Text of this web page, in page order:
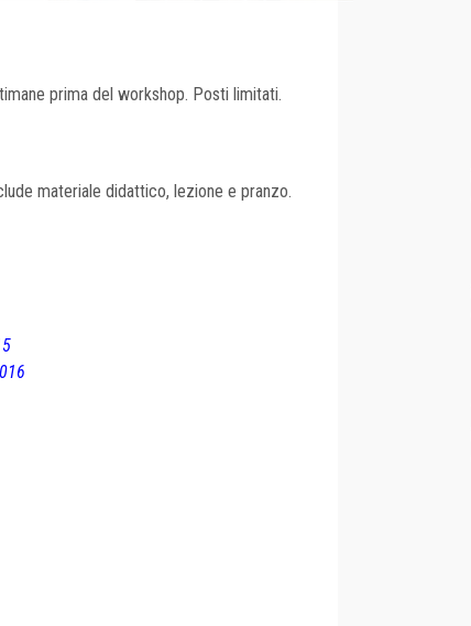
prima del workshop. Posti limitati.
materiale didattico, lezione e pranzo.